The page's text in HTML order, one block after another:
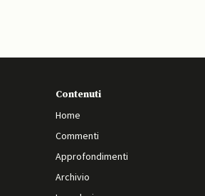
Contenuti
Home
Commenti
Approfondimenti
Archivio